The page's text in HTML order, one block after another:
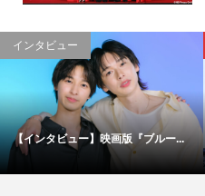
インタビュー
【インタビュー】映画版『ブルー...